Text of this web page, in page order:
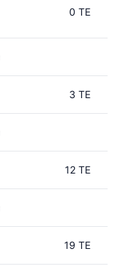
0 TE
3 TE
12 TE
19 TE